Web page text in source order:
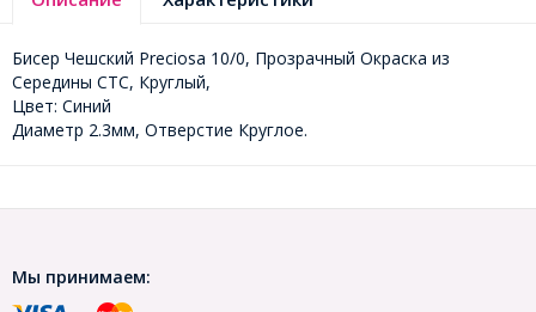
Бисер Чешский Preciosa 10/0, Прозрачный Окраска из
Середины CTC, Круглый,
Цвет: Синий
Диаметр 2.3мм, Отверстие Круглое.
Мы принимаем: